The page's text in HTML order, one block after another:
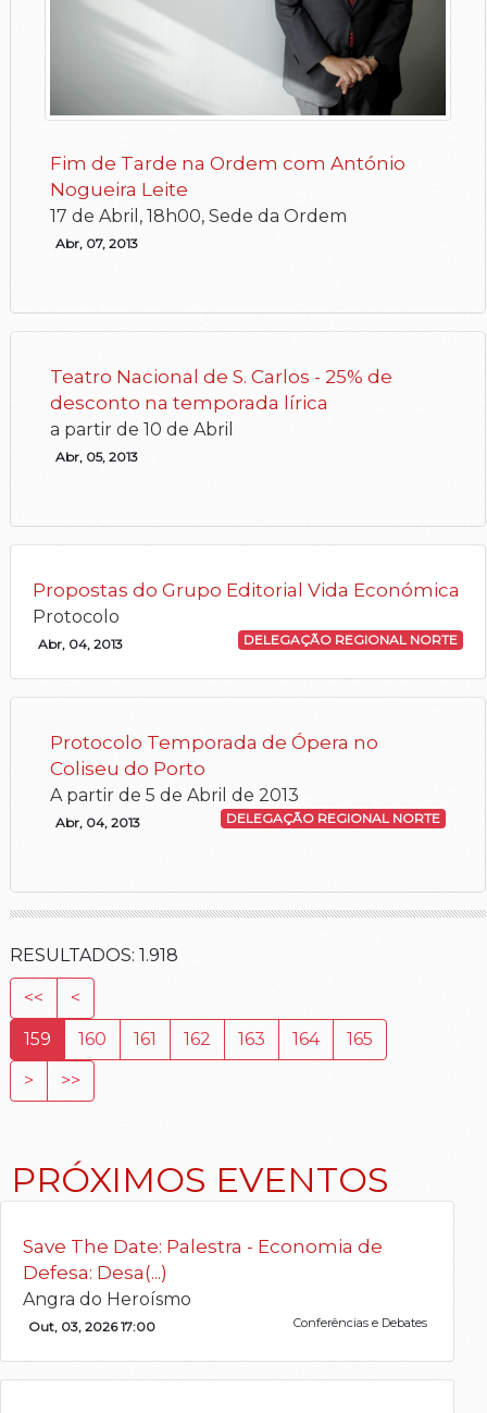
Fim de Tarde na Ordem com António
Nogueira Leite
17 de Abril, 18h00, Sede da Ordem
Abr, 07, 2013
Teatro Nacional de S. Carlos - 25% de
desconto na temporada lírica
a partir de 10 de Abril
Abr, 05, 2013
Propostas do Grupo Editorial Vida Económica
Protocolo
Abr, 04, 2013 DELEGAÇÃO REGIONAL NORTE
Protocolo Temporada de Ópera no
Coliseu do Porto
A partir de 5 de Abril de 2013
Abr, 04, 2013 DELEGAÇÃO REGIONAL NORTE
RESULTADOS: 1.918
<<
<
159
160 161 162 163 164
165
>
>>
PRÓXIMOS EVENTOS
Save The Date: Palestra - Economia de
Defesa: Desa(...)
Angra do Heroísmo
Out, 03, 2026 17:00 Conferências e Debates